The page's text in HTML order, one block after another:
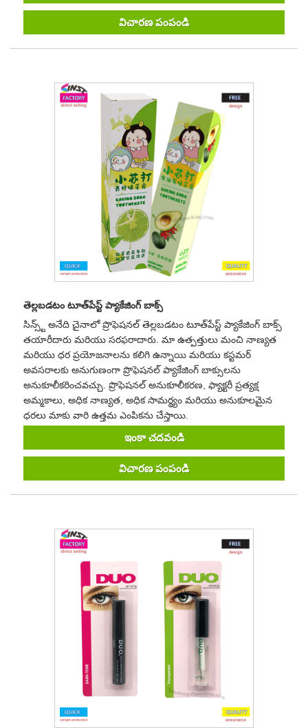
విచారణ పంపండి
తెల్లబడటం టూత్‌పేస్ట్ ప్యాకేజింగ్ బాక్స్
సిన్స్ట్ అనేది చైనాలో ప్రొఫెషనల్ తెల్లబడటం టూత్‌పేస్ట్ ప్యాకేజింగ్ బాక్స్
తయారీదారు మరియు సరఫరాదారు. మా ఉత్పత్తులు మంచి నాణ్యత
మరియు ధర ప్రయోజనాలను కలిగి ఉన్నాయి మరియు కస్టమర్
అవసరాలకు అనుగుణంగా ప్రొఫెషనల్ ప్యాకేజింగ్ బాక్సులను
అనుకూలీకరించవచ్చు. ప్రొఫెషనల్ అనుకూలీకరణ, ఫ్యాక్టరీ ప్రత్యక్ష
అమ్మకాలు, అధిక నాణ్యత, అధిక సామర్థ్యం మరియు అనుకూలమైన
ధరలు మాకు వారి ఉత్తమ ఎంపికను చేస్తాయి.
ఇంకా చదవండి
విచారణ పంపండి